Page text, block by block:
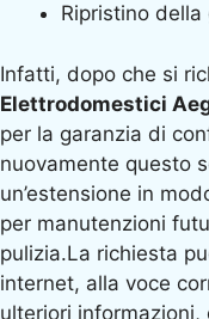
Ripristino
Infatti, dopo che si
Elettrodomestici
per la garanzia di
nuovamente questo
un’estensione in
per manutenzioni
pulizia.La richiesta
internet, alla voce
ulteriori informazioni,